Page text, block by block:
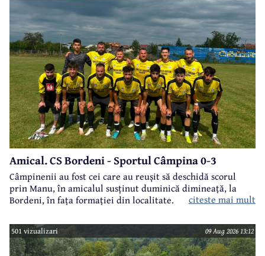
Amical. CS Bordeni - Sportul Câmpina 0-3
Câmpinenii au fost cei care au reușit să deschidă scorul
prin Manu, în amicalul susținut duminică dimineață, la
Bordeni, în fața formației din localitate.
citeste mai mult
501 vizualizari 09 Aug 2026 13:12